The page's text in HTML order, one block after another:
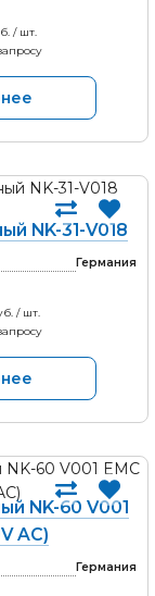
/ шт.
NK-31-V018
Германия
/ шт.
NK-60 V001
AC)
Германия